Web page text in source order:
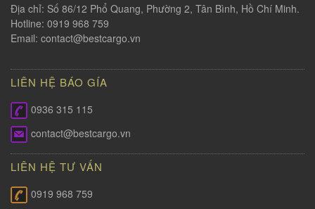
Địa chỉ: Số 86/12 Phổ Quang, Phường 2, Tân Bình, Hồ Chí Minh.
Hotline: 0919 968 759
Email: contact@bestcargo.vn
LIÊN HỆ BÁO GÍA
0936 315 115
contact@bestcargo.vn
LIÊN HỆ TƯ VẤN
0919 968 759